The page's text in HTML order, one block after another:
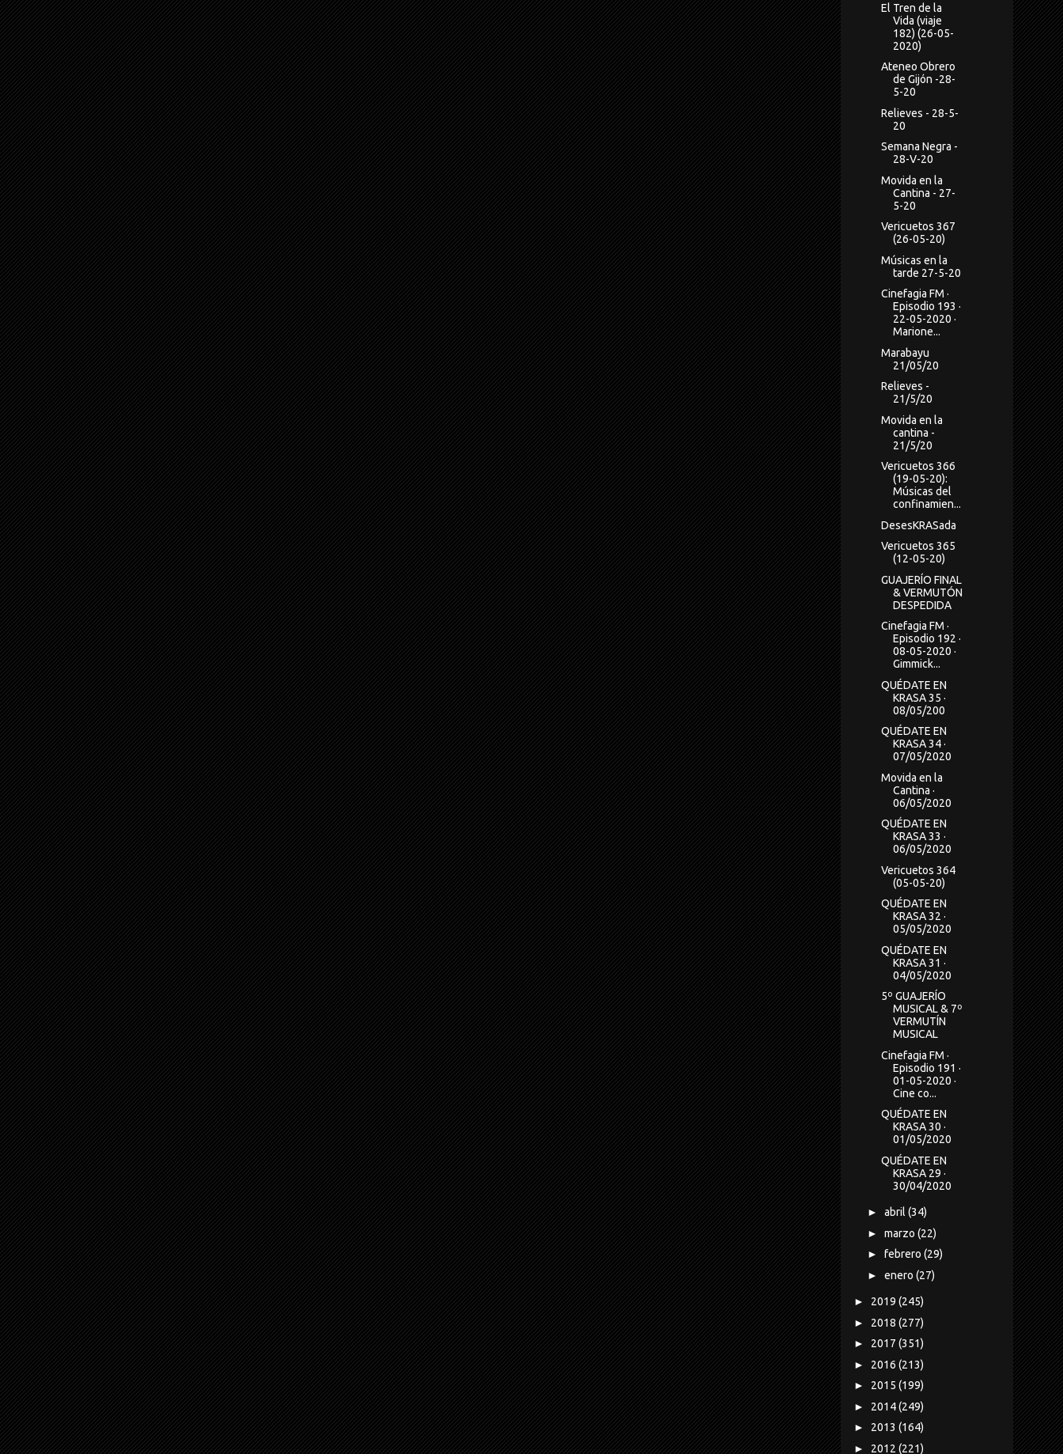
El Tren de la
Vida (viaje
182) (26-05-
2020)
Ateneo Obrero
de Gijón -28-
5-20
Relieves - 28-5-
20
Semana Negra -
28-V-20
Movida en la
Cantina - 27-
5-20
Vericuetos 367
(26-05-20)
Músicas en la
tarde 27-5-20
Cinefagia FM ·
Episodio 193 ·
22-05-2020 ·
Marione...
Marabayu
21/05/20
Relieves -
21/5/20
Movida en la
cantina -
21/5/20
Vericuetos 366
(19-05-20):
Músicas del
confinamien...
DesesKRASada
Vericuetos 365
(12-05-20)
GUAJERÍO FINAL
& VERMUTÓN
DESPEDIDA
Cinefagia FM ·
Episodio 192 ·
08-05-2020 ·
Gimmick...
QUÉDATE EN
KRASA 35 ·
08/05/200
QUÉDATE EN
KRASA 34 ·
07/05/2020
Movida en la
Cantina ·
06/05/2020
QUÉDATE EN
KRASA 33 ·
06/05/2020
Vericuetos 364
(05-05-20)
QUÉDATE EN
KRASA 32 ·
05/05/2020
QUÉDATE EN
KRASA 31 ·
04/05/2020
5º GUAJERÍO
MUSICAL & 7º
VERMUTÍN
MUSICAL
Cinefagia FM ·
Episodio 191 ·
01-05-2020 ·
Cine co...
QUÉDATE EN
KRASA 30 ·
01/05/2020
QUÉDATE EN
KRASA 29 ·
30/04/2020
► abril (34)
► marzo (22)
► febrero (29)
► enero (27)
► 2019 (245)
► 2018 (277)
► 2017 (351)
► 2016 (213)
► 2015 (199)
► 2014(249)
► 2013 (164)
► 2012 (221)